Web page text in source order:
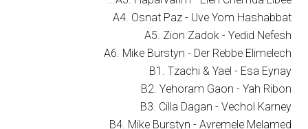
A4. Osnat Paz - Uve Yom Hashabbat
A5. Zion Zadok - Yedid Nefesh
A6. Mike Burstyn - Der Rebbe Elimelech
B1. Tzachi & Yael - Esa Eynay
B2. Yehoram Gaon - Yah Ribon
B3. Cilla Dagan - Vechol Karney
B4. Mike Burstyn - Avremele Melamed